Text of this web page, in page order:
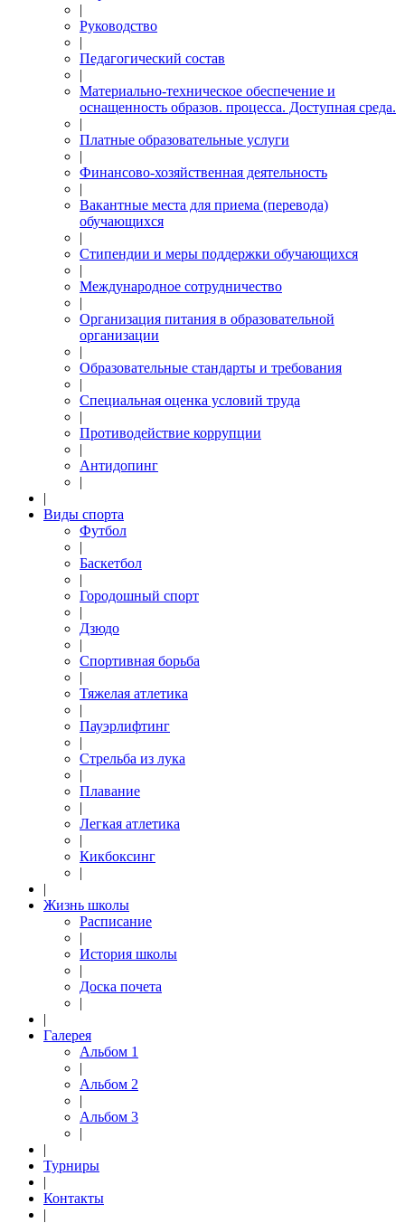
|
Руководство
|
Педагогический состав
|
Материально-техническое обеспечение и
оснащенность образов. процесса. Доступная среда.
|
Платные образовательные услуги
|
Финансово-хозяйственная деятельность
|
Вакантные места для приема (перевода)
обучающихся
|
Стипендии и меры поддержки обучающихся
|
Международное сотрудничество
|
Организация питания в образовательной
организации
|
Образовательные стандарты и требования
|
Специальная оценка условий труда
|
Противодействие коррупции
|
Антидопинг
|
|
Виды спорта
Футбол
|
Баскетбол
|
Городошный спорт
|
Дзюдо
|
Спортивная борьба
|
Тяжелая атлетика
|
Пауэрлифтинг
|
Стрельба из лука
|
Плавание
|
Легкая атлетика
|
Кикбоксинг
|
|
Жизнь школы
Расписание
|
История школы
|
Доска почета
|
|
Галерея
Альбом 1
|
Альбом 2
|
Альбом 3
|
|
Турниры
|
Контакты
|